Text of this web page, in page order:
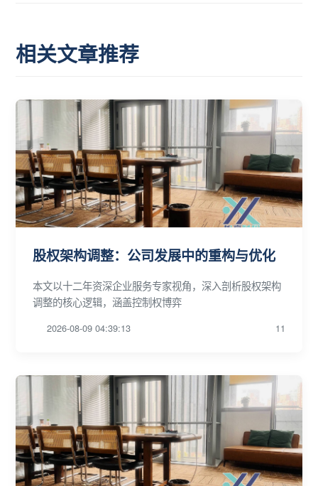
相关文章推荐
股权架构调整：公司发展中的重构与优化
本文以十二年资深企业服务专家视角，深入剖析股权架构
调整的核心逻辑，涵盖控制权博弈
2026-08-09 04:39:13 11